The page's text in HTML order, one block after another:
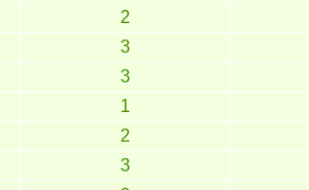
2
3
3
1
2
3